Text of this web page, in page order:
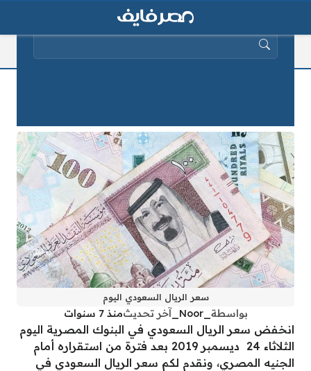
سعر الريال السعودي اليوم
بواسطة _Noor_ آخر تحديثمنذ 7 سنوات
انخفض سعر الريال السعودي في البنوك المصرية اليوم
الثلاثاء 24 ديسمبر 2019 بعد فترة من استقراره أمام
الجنيه المصري، ونقدم لكم سعر الريال السعودي في
البحث عن: